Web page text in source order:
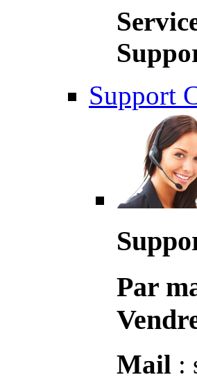
Support
Par
Mail :